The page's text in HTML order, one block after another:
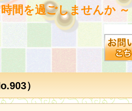
間を過ごしませんか ～
）